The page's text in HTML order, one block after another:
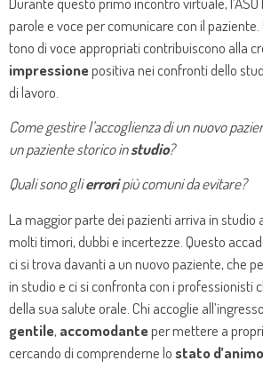
parole e voce per comunicare con il paziente.
tono di voce appropriati contribuiscono alla
impressionepositiva nei confronti dello
di lavoro.
Come gestire l’accoglienza di un nuovo
un paziente storico instudio?
Quali sono glierroripiù comuni da evitare?
La maggior parte dei pazienti arriva in studio
molti timori, dubbi e incertezze. Questo
ci si trova davanti a un nuovo paziente, che
in studio e ci si confronta con i professionisti
della sua salute orale. Chi accoglie
gentile, accomodanteper mettere a
cercando di comprenderne lostato d’animo